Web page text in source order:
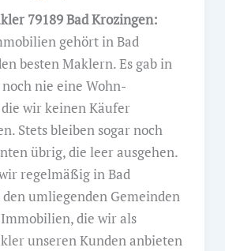
79189 Bad Krozingen:
gehört in Bad
besten Maklern. Es gab in
nie eine Wohn-
wir keinen Käufer
Stets bleiben sogar noch
übrig, die leer ausgehen.
regelmäßig in Bad
umliegenden Gemeinden
die wir als
unseren Kunden anbieten